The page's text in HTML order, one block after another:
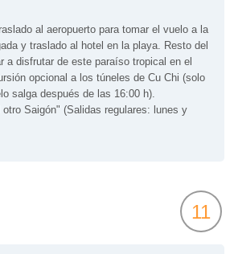
al aeropuerto para tomar el vuelo a la
y traslado al hotel en la playa. Resto del
a disfrutar de este paraíso tropical en el
opcional a los túneles de Cu Chi (solo
salga después de las 16:00 h).
Saigón" (Salidas regulares: lunes y
11